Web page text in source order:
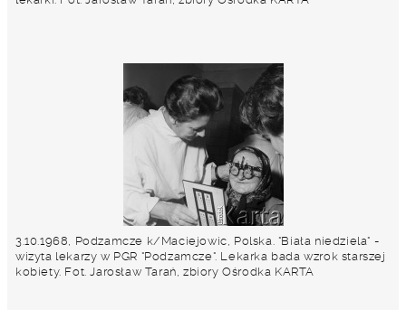
3.10.1968, Podzamcze k/Maciejowic, Polska. "Biała niedziela" -
wizyta lekarzy w PGR "Podzamcze". Lekarka bada wzrok starszej
kobiety. Fot. Jarosław Tarań, zbiory Ośrodka KARTA